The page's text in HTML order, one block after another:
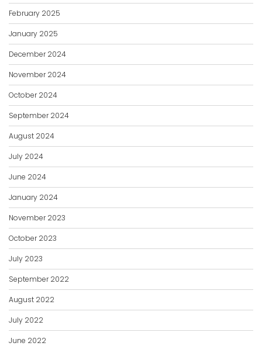
February 2025
January 2025
December 2024
November 2024
October 2024
September 2024
August 2024
July 2024
June 2024
January 2024
November 2023
October 2023
July 2023
September 2022
August 2022
July 2022
June 2022